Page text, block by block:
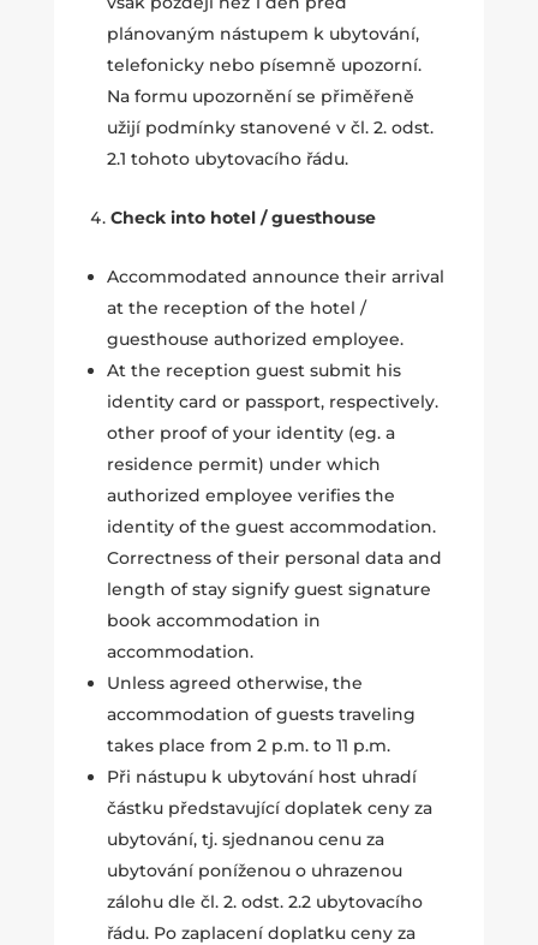
plánovaným nástupem k ubytování,
telefonicky nebo písemně upozorní.
Na formu upozornění se přiměřeně
užijí podmínky stanovené v čl. 2. odst.
2.1 tohoto ubytovacího řádu.
Check into hotel / guesthouse
Accommodated announce their arrival
at the reception of the hotel /
guesthouse authorized employee.
At the reception guest submit his
identity card or passport, respectively.
other proof of your identity (eg. a
residence permit) under which
authorized employee verifies the
identity of the guest accommodation.
Correctness of their personal data and
length of stay signify guest signature
book accommodation in
accommodation.
Unless agreed otherwise, the
accommodation of guests traveling
takes place from 2 p.m. to 11 p.m.
Při nástupu k ubytování host uhradí
částku představující doplatek ceny za
ubytování, tj. sjednanou cenu za
ubytování poníženou o uhrazenou
zálohu dle čl. 2. odst. 2.2 ubytovacího
řádu. Po zaplacení doplatku ceny za